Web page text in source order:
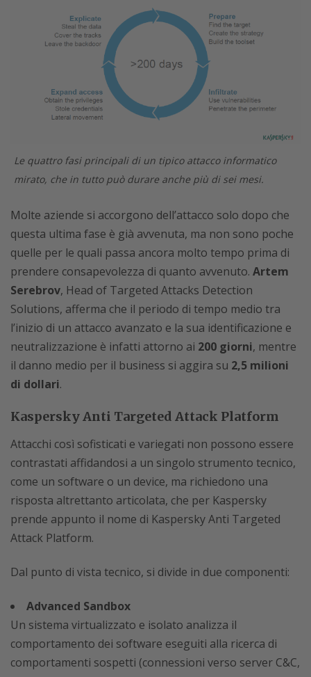
Le quattro fasi principali di un tipico attacco informatico
mirato, che in tutto può durare anche più di sei mesi.
Molte aziende si accorgono dell’attacco solo dopo che
questa ultima fase è già avvenuta, ma non sono poche
quelle per le quali passa ancora molto tempo prima di
prendere consapevolezza di quanto avvenuto. Artem
Serebrov, Head of Targeted Attacks Detection
Solutions, afferma che il periodo di tempo medio tra
l’inizio di un attacco avanzato e la sua identificazione e
neutralizzazione è infatti attorno ai 200 giorni, mentre
il danno medio per il business si aggira su 2,5 milioni
di dollari.
Kaspersky Anti Targeted Attack Platform
Attacchi così sofisticati e variegati non possono essere
contrastati affidandosi a un singolo strumento tecnico,
come un software o un device, ma richiedono una
risposta altrettanto articolata, che per Kaspersky
prende appunto il nome di Kaspersky Anti Targeted
Attack Platform.
Dal punto di vista tecnico, si divide in due componenti:
Advanced Sandbox
Un sistema virtualizzato e isolato analizza il
comportamento dei software eseguiti alla ricerca di
comportamenti sospetti (connessioni verso server C&C,